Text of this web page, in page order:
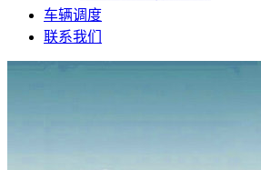
车辆调度
联系我们